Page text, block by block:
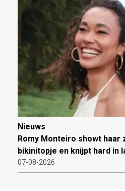
Nieuws
Romy Monteiro showt haar
bikinitopje en knijpt hard in
07-08-2026